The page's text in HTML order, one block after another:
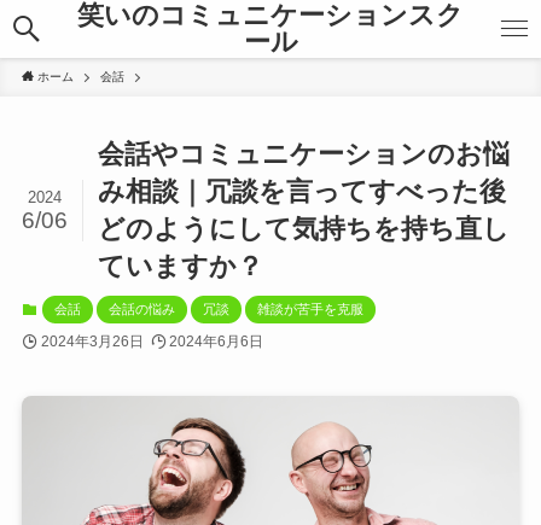
笑いのコミュニケーションスク
ール
ホーム 会話
会話やコミュニケーションのお悩
み相談｜冗談を言ってすべった後
どのようにして気持ちを持ち直し
ていますか？
2024
6/06
会話 会話の悩み 冗談 雑談が苦手を克服
2024年3月26日 2024年6月6日